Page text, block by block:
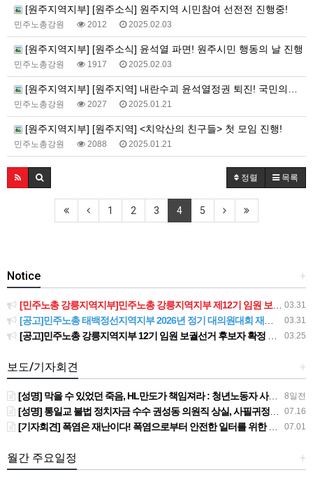
[원주지역지부] [원주소식] 원주지역 시민참여 선전전 진행중!
민주노총강원 2012 2025.02.03
[원주지역지부] [원주소식] 윤석열 파면! 원주시민 행동의 날 진행
민주노총강원 1917 2025.02.03
[원주지역지부] [원주지역] 내란수괴 윤석열정권 퇴진! 국민의힘 해체! 부역자 박정하 퇴출! 윤석열정권퇴진 원주운동본부 기자회견
민주노총강원 2027 2025.01.21
[원주지역지부] [원주지역] <치악산의 친구들> 첫 모임 진행!
민주노총강원 2088 2025.01.21
정렬 목록
1 2 3 4 5
+
Notice
03.31
[민주노총 강릉지역지부]민주노총 강릉지역지부 제12기 임원 보궐선거결과 공고
03.31
[공고]민주노총 태백정선지역지부 2026년 정기 대의원대회 재소집 건
03.25
[공고]민주노총 강릉지역지부 12기 임원 보궐선거 후보자 확정 공고
+
보도/기자회견
8일전
[성명] 막을 수 있었던 죽음, HL만도가 책임져라 : 청년노동자 사망사고의 철저한 진상규명과 재발방지 대책 마련하라
07.16
[성명] 통일교 불법 정치자금 수수 권성동 의원직 상실, 사필귀정이다
07.01
[기자회견] 폭염은 재난이다! 폭염으로부터 안전한 일터를 위한 민주노총 강원지역본부 폭염감시단 선포 기자회견
+
월간 주요일정